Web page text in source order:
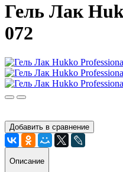
Гель Лак
072
Добавить в сравнение
Описание